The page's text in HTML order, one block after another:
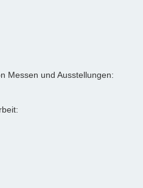
Messen und Ausstellungen: